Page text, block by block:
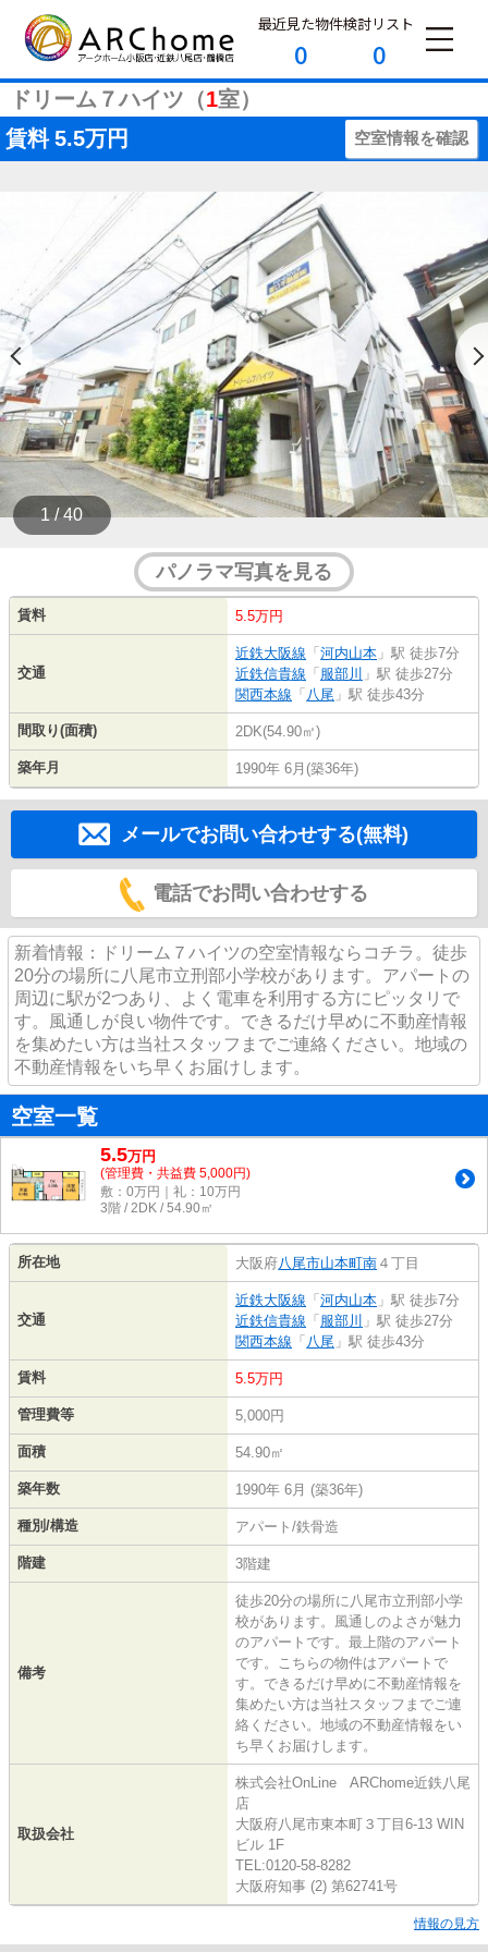
最近見た物件
0
検討リスト
0
ドリーム７ハイツ（1室）
賃料 5.5万円 空室情報を確認
1 / 40
パノラマ写真を見る
賃料 5.5万円
交通
近鉄大阪線 「 河内山本 」駅 徒歩7分
近鉄信貴線 「 服部川 」駅 徒歩27分
関西本線 「 八尾 」駅 徒歩43分
間取り(面積) 2DK(54.90㎡)
築年月 1990年 6月(築36年)
メールでお問い合わせする(無料)
電話でお問い合わせする
新着情報：ドリーム７ハイツの空室情報ならコチラ。徒歩
20分の場所に八尾市立刑部小学校があります。アパートの
周辺に駅が2つあり、よく電車を利用する方にピッタリで
す。風通しが良い物件です。できるだけ早めに不動産情報
を集めたい方は当社スタッフまでご連絡ください。地域の
不動産情報をいち早くお届けします。
空室一覧
5.5万円
(管理費・共益費 5,000円)
敷：0万円｜礼：10万円
3階 / 2DK / 54.90㎡
所在地 大阪府八尾市山本町南 ４丁目
交通
近鉄大阪線 「 河内山本 」駅 徒歩7分
近鉄信貴線 「 服部川 」駅 徒歩27分
関西本線 「 八尾 」駅 徒歩43分
賃料 5.5万円
管理費等 5,000円
面積 54.90㎡
築年数 1990年 6月 (築36年)
種別/構造 アパート/鉄骨造
階建 3階建
備考
徒歩20分の場所に八尾市立刑部小学
校があります。風通しのよさが魅力
のアパートです。最上階のアパート
です。こちらの物件はアパートで
す。できるだけ早めに不動産情報を
集めたい方は当社スタッフまでご連
絡ください。地域の不動産情報をい
ち早くお届けします。
取扱会社
株式会社OnLine ARChome近鉄八尾
店
大阪府八尾市東本町３丁目6-13 WIN
ビル 1F
TEL:0120-58-8282
大阪府知事 (2) 第62741号
情報の見方